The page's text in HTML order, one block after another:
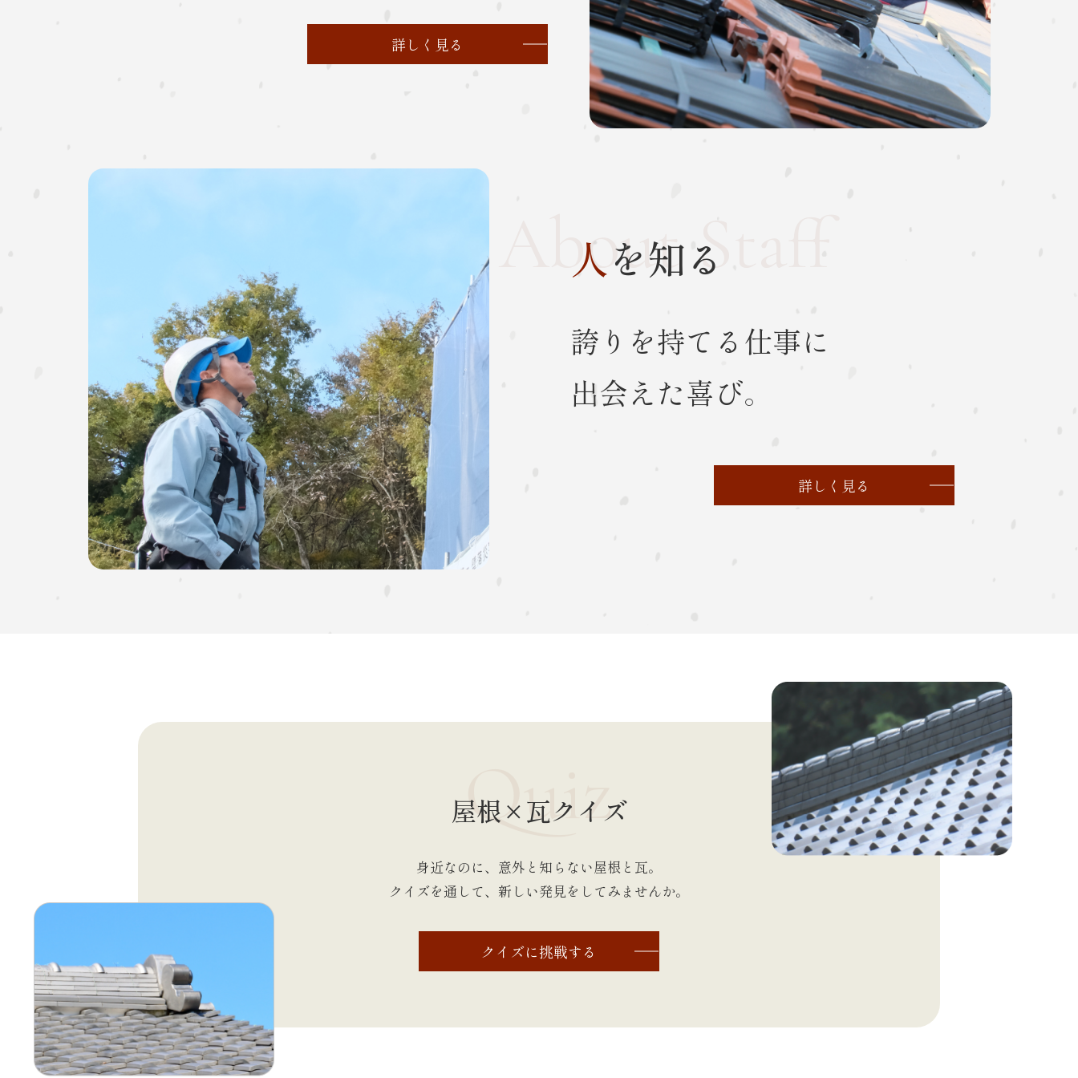
詳しく見る
About Staff
人を知る
誇りを持てる仕事に
出会えた喜び。
詳しく見る
Quiz
屋根×瓦クイズ
身近なのに、意外と知らない屋根と瓦。
クイズを通して、新しい発見をしてみませんか。
クイズに挑戦する